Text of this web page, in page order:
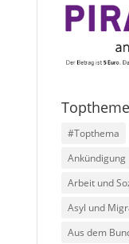
#Topthema
Ankündigung
Arbeit und
Asyl und
Aus dem